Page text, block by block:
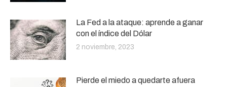
La Fed a la ataque: aprende a ganar
con el índice del Dólar
2 noviembre, 2023
Pierde el miedo a quedarte afuera